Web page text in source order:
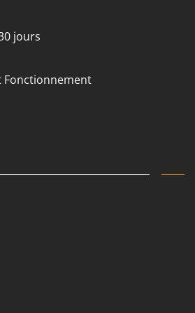
irrigation
électriques
pression
moquettes et tapisseries
et Secoueurs à olives
jours
Fonctionnement